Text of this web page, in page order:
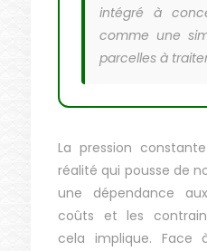
intégré à
comme une
parcelles à
La pression
réalité qui pousse de
une dépendance
coûts et les
cela implique. Face